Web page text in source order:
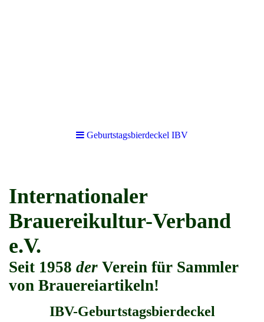
Geburtstagsbierdeckel IBV
Internationaler
Brauereikultur-Verband
e.V.
Seit 1958 der Verein für Sammler
von Brauereiartikeln!
IBV-Geburtstagsbierdeckel